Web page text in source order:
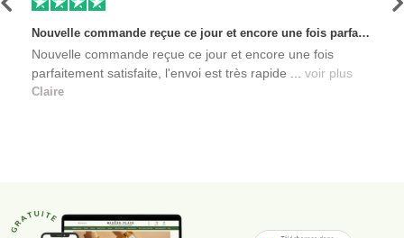
Nouvelle commande reçue ce jour et encore une fois parfaitement satisfaite, l'envoi est très rapide et les produits sont toujours conditionnés de manière personnalisés. L'avantage de commander auprès de créateurs indépendants.
Nouvelle commande reçue ce jour et encore une fois
parfaitement satisfaite, l'envoi est très rapide ... voir plus
Claire
Précédent